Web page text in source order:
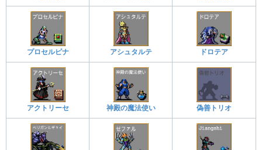
プロセルピナ アシュタルテ ドロテア
アクトリーセ 神殿の魔法使い 偽善トリオ